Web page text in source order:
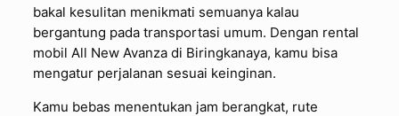
bakal kesulitan menikmati semuanya kalau
bergantung pada transportasi umum. Dengan rental
mobil All New Avanza di Biringkanaya, kamu bisa
mengatur perjalanan sesuai keinginan.
Kamu bebas menentukan jam berangkat, rute